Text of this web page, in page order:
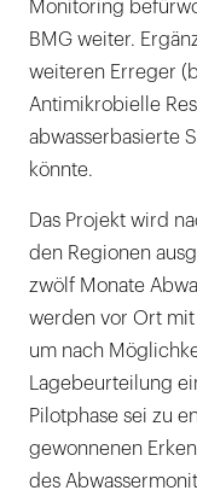
Monitoring
BMG weiter.
weiteren Erreger
Antimikrobielle
abwasserbasierte
könnte.
Das Projekt wird
den Regionen
zwölf Monate
werden vor Ort mit
um nach
Lagebeurteilung
Pilotphase sei zu
gewonnenen
des